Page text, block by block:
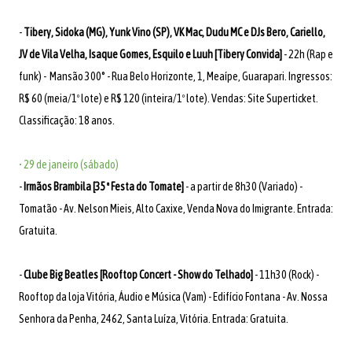
-Tibery, Sidoka (MG), Yunk Vino (SP), VK Mac, Dudu MC e DJs Bero, Cariello,
JV de Vila Velha, Isaque Gomes, Esquilo e Luuh [Tibery Convida] - 22h (Rap e
funk) - Mansão 300° - Rua Belo Horizonte, 1, Meaípe, Guarapari. Ingressos:
R$ 60 (meia/1º lote) e R$ 120 (inteira/1º lote). Vendas: Site Superticket.
Classificação: 18 anos.
• 29 de janeiro (sábado)
- Irmãos Brambila [35ª Festa do Tomate] - a partir de 8h30 (Variado) -
Tomatão - Av. Nelson Mieis, Alto Caxixe, Venda Nova do Imigrante. Entrada:
Gratuita.
-Clube Big Beatles [Rooftop Concert - Show do Telhado] - 11h30 (Rock) -
Rooftop da loja Vitória, Áudio e Música (Vam) - Edifício Fontana - Av. Nossa
Senhora da Penha, 2462, Santa Luíza, Vitória. Entrada: Gratuita.